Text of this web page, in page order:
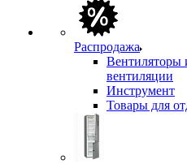
Распродажа
Вентиляторы
вентиляции
Инструмент
Товары для